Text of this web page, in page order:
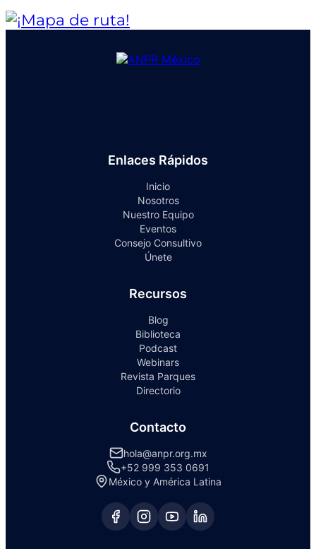
Enlaces Rápidos
Inicio
Nosotros
Nuestro Equipo
Eventos
Consejo Consultivo
Únete
Recursos
Blog
Biblioteca
Podcast
Webinars
Revista Parques
Directorio
Contacto
hola@anpr.org.mx
+52 999 353 0691
México y América Latina